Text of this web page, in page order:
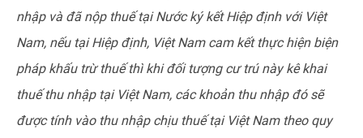
nhập và đã nộp thuế tại Nước ký kết Hiệp định với Việt
Nam, nếu tại Hiệp định, Việt Nam cam kết thực hiện biện
pháp khấu trừ thuế thì khi đối tượng cư trú này kê khai
thuế thu nhập tại Việt Nam, các khoản thu nhập đó sẽ
được tính vào thu nhập chịu thuế tại Việt Nam theo quy